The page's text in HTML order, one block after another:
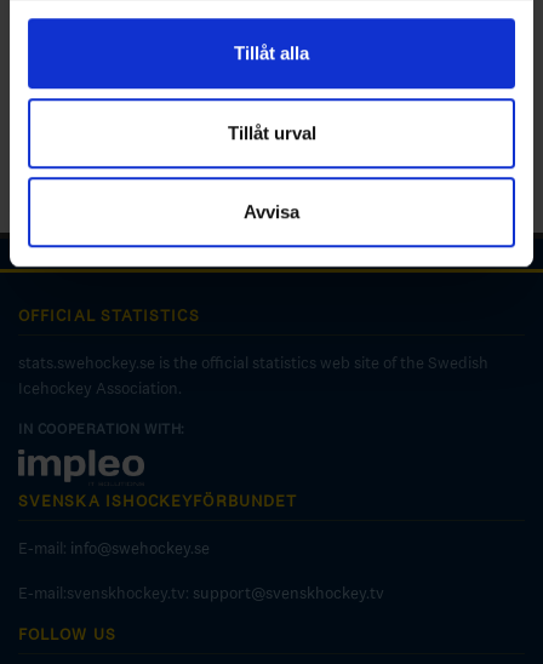
för sociala medier och analysera vår trafik. Vi
vidarebefordrar även sådana identifierare och annan
annons- och analysföretag som vi samarbetar med.
Dessa kan i sin tur kombinera informationen med annan
samlat in när du har använt deras tjänster.
Tillåt alla
Tillåt urval
Avvisa
OFFICIAL STATISTICS
stats.swehockey.se is the official statistics web site of the Swedish
Icehockey Association.
IN COOPERATION WITH:
SVENSKA ISHOCKEYFÖRBUNDET
E-mail: info@swehockey.se
E-mail:svenskhockey.tv: support@svenskhockey.tv
FOLLOW US